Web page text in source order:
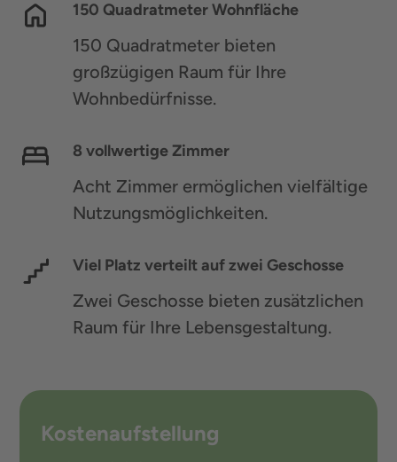
150 Quadratmeter Wohnfläche
150 Quadratmeter bieten
großzügigen Raum für Ihre
Wohnbedürfnisse.
8 vollwertige Zimmer
Acht Zimmer ermöglichen vielfältige
Nutzungsmöglichkeiten.
Viel Platz verteilt auf zwei Geschosse
Zwei Geschosse bieten zusätzlichen
Raum für Ihre Lebensgestaltung.
Kostenaufstellung